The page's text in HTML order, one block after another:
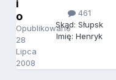
i
o
Opublikowano
28
Lipca
2008
461
Skąd: Słupsk
Imię: Henryk